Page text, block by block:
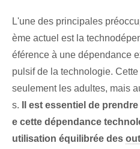
L'une des principales
ème actuel est la
éférence à une dépendance
pulsif de la technologie.
seulement les adultes, mais
s.
Il est essentiel de
e cette dépendance
utilisation équilibrée des⁤